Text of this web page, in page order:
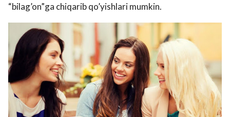
“bilag’on”ga chiqarib qo’yishlari mumkin.